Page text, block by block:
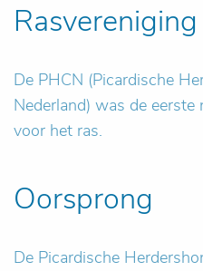
Rasvereniging
De PHCN (Picardische
Nederland) was de
voor het ras.
Oorsprong
De Picardische